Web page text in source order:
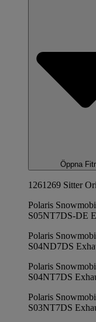
Öppna
1261269 Sitter
Polaris
S05NT7DS-DE
Polaris
S04ND7DS
Polaris
S04NT7DS
Polaris
S03NT7DS